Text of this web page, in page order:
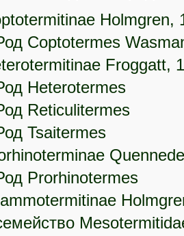
Holmgren,
Coptotermes
Froggatt,
Heterotermes
Reticulitermes
Tsaitermes
Prorhinotermes